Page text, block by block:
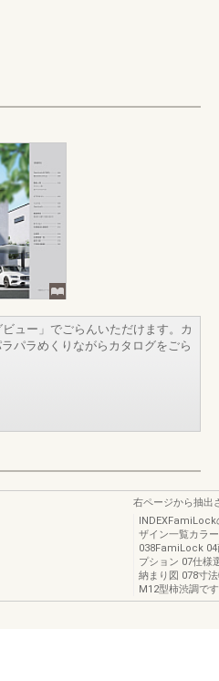
ュー」でごらんいただけます。カ
パラめくりながらカタログをごら
右ページから抽出
INDEXFamiLock
ザイン一覧カラ
038FamiLock 04
プション 07仕様
納まり図 078寸
M12型柿渋調で